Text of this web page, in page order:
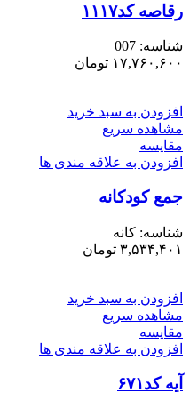
رقاصه کد۱۱۱۷
شناسه: 007
۱۷,۷۶۰,۶۰۰ تومان
افزودن به سبد خرید
مشاهده سریع
مقایسه
افزودن به علاقه مندی ها
جمع کودکانه
شناسه: کانه
۳,۵۳۴,۴۰۱ تومان
افزودن به سبد خرید
مشاهده سریع
مقایسه
افزودن به علاقه مندی ها
آیه کد۶۷۱